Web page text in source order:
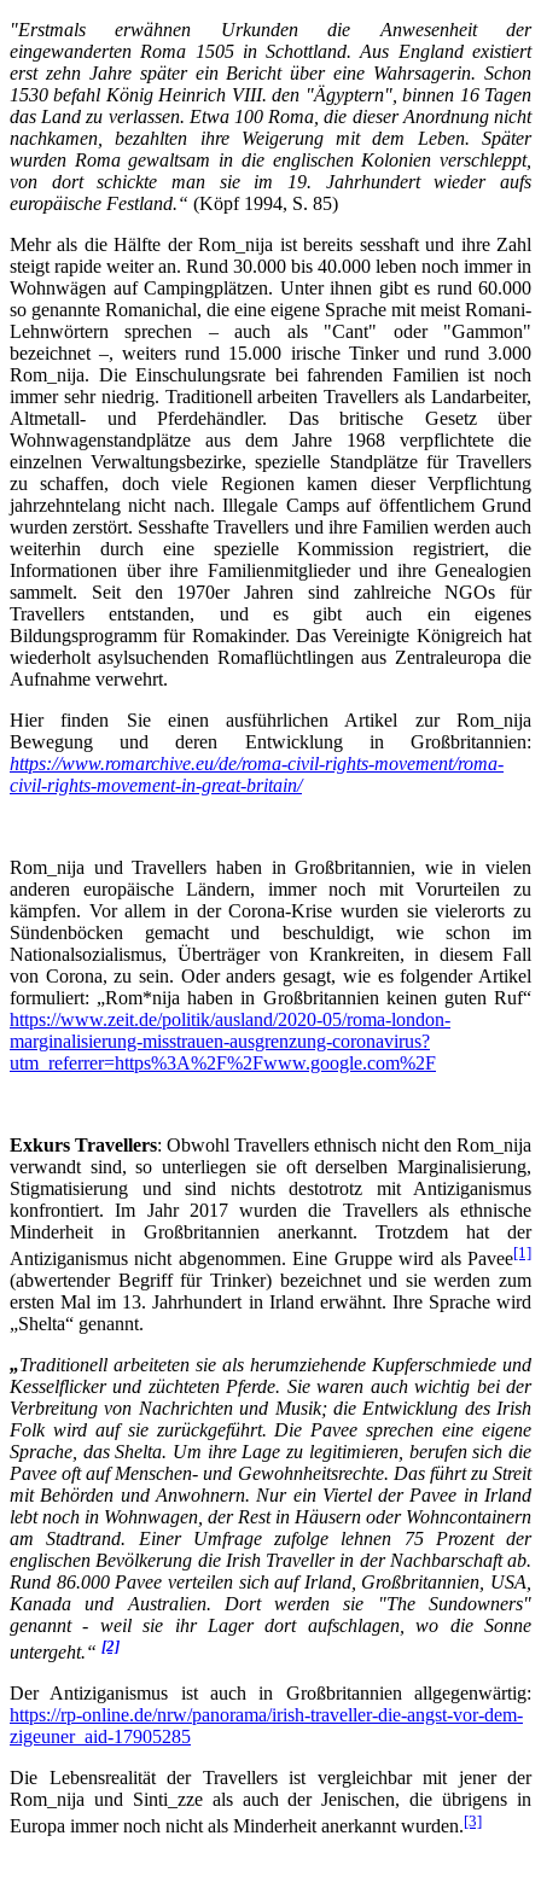
"Erstmals erwähnen Urkunden die Anwesenheit der
eingewanderten Roma 1505 in Schottland. Aus England existiert
erst zehn Jahre später ein Bericht über eine Wahrsagerin. Schon
1530 befahl König Heinrich VIII. den "Ägyptern", binnen 16 Tagen
das Land zu verlassen. Etwa 100 Roma, die dieser Anordnung nicht
nachkamen, bezahlten ihre Weigerung mit dem Leben. Später
wurden Roma gewaltsam in die englischen Kolonien verschleppt,
von dort schickte man sie im 19. Jahrhundert wieder aufs
europäische Festland.“ (Köpf 1994, S. 85)
Mehr als die Hälfte der Rom_nija ist bereits sesshaft und ihre Zahl
steigt rapide weiter an. Rund 30.000 bis 40.000 leben noch immer in
Wohnwägen auf Campingplätzen. Unter ihnen gibt es rund 60.000
so genannte Romanichal, die eine eigene Sprache mit meist Romani-
Lehnwörtern sprechen – auch als "Cant" oder "Gammon"
bezeichnet –, weiters rund 15.000 irische Tinker und rund 3.000
Rom_nija. Die Einschulungsrate bei fahrenden Familien ist noch
immer sehr niedrig. Traditionell arbeiten Travellers als Landarbeiter,
Altmetall- und Pferdehändler. Das britische Gesetz über
Wohnwagenstandplätze aus dem Jahre 1968 verpflichtete die
einzelnen Verwaltungsbezirke, spezielle Standplätze für Travellers
zu schaffen, doch viele Regionen kamen dieser Verpflichtung
jahrzehntelang nicht nach. Illegale Camps auf öffentlichem Grund
wurden zerstört. Sesshafte Travellers und ihre Familien werden auch
weiterhin durch eine spezielle Kommission registriert, die
Informationen über ihre Familienmitglieder und ihre Genealogien
sammelt. Seit den 1970er Jahren sind zahlreiche NGOs für
Travellers entstanden, und es gibt auch ein eigenes
Bildungsprogramm für Romakinder. Das Vereinigte Königreich hat
wiederholt asylsuchenden Romaflüchtlingen aus Zentraleuropa die
Aufnahme verwehrt.
Hier finden Sie einen ausführlichen Artikel zur Rom_nija
Bewegung und deren Entwicklung in Großbritannien:
https://www.romarchive.eu/de/roma-civil-rights-movement/roma-
civil-rights-movement-in-great-britain/
Rom_nija und Travellers haben in Großbritannien, wie in vielen
anderen europäische Ländern, immer noch mit Vorurteilen zu
kämpfen. Vor allem in der Corona-Krise wurden sie vielerorts zu
Sündenböcken gemacht und beschuldigt, wie schon im
Nationalsozialismus, Überträger von Krankreiten, in diesem Fall
von Corona, zu sein. Oder anders gesagt, wie es folgender Artikel
formuliert: „Rom*nija haben in Großbritannien keinen guten Ruf“
https://www.zeit.de/politik/ausland/2020-05/roma-london-
marginalisierung-misstrauen-ausgrenzung-coronavirus?
utm_referrer=https%3A%2F%2Fwww.google.com%2F
Exkurs Travellers: Obwohl Travellers ethnisch nicht den Rom_nija
verwandt sind, so unterliegen sie oft derselben Marginalisierung,
Stigmatisierung und sind nichts destotrotz mit Antiziganismus
konfrontiert. Im Jahr 2017 wurden die Travellers als ethnische
Minderheit in Großbritannien anerkannt. Trotzdem hat der
Antiziganismus nicht abgenommen. Eine Gruppe wird als Pavee[1]
(abwertender Begriff für Trinker) bezeichnet und sie werden zum
ersten Mal im 13. Jahrhundert in Irland erwähnt. Ihre Sprache wird
„Shelta“ genannt.
„Traditionell arbeiteten sie als herumziehende Kupferschmiede und
Kesselflicker und züchteten Pferde. Sie waren auch wichtig bei der
Verbreitung von Nachrichten und Musik; die Entwicklung des Irish
Folk wird auf sie zurückgeführt. Die Pavee sprechen eine eigene
Sprache, das Shelta. Um ihre Lage zu legitimieren, berufen sich die
Pavee oft auf Menschen- und Gewohnheitsrechte. Das führt zu Streit
mit Behörden und Anwohnern. Nur ein Viertel der Pavee in Irland
lebt noch in Wohnwagen, der Rest in Häusern oder Wohncontainern
am Stadtrand. Einer Umfrage zufolge lehnen 75 Prozent der
englischen Bevölkerung die Irish Traveller in der Nachbarschaft ab.
Rund 86.000 Pavee verteilen sich auf Irland, Großbritannien, USA,
Kanada und Australien. Dort werden sie "The Sundowners"
genannt - weil sie ihr Lager dort aufschlagen, wo die Sonne
untergeht.“ [2]
Der Antiziganismus ist auch in Großbritannien allgegenwärtig:
https://rp-online.de/nrw/panorama/irish-traveller-die-angst-vor-dem-
zigeuner_aid-17905285
Die Lebensrealität der Travellers ist vergleichbar mit jener der
Rom_nija und Sinti_zze als auch der Jenischen, die übrigens in
Europa immer noch nicht als Minderheit anerkannt wurden.[3]